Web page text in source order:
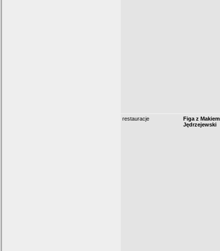
restauracje
Figa z
Jędrzejewski